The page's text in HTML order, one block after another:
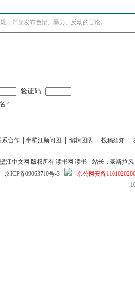
，严禁发布色情、暴力、反动的言论。
验证码:
?
系合作 半壁江顾问团 编辑团队 投稿须知
江中文网 版权所有读书网 读书
站长：豪斯拉风
京ICP备09063710号-3
京公网安备